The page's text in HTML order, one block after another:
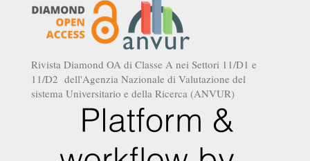
Rivista Diamond OA di Classe A nei Settori 11/D1 e
11/D2 dell'Agenzia Nazionale di Valutazione del
sistema Universitario e della Ricerca (ANVUR)